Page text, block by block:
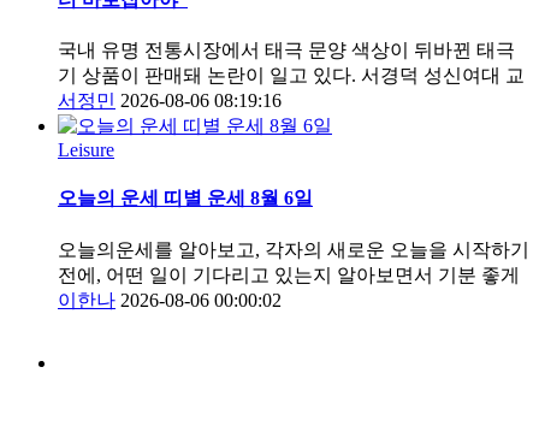
국내 유명 전통시장에서 태극 문양 색상이 뒤바뀐 태극
기 상품이 판매돼 논란이 일고 있다. 서경덕 성신여대 교
서정민 2026-08-06 08:19:16
Leisure
오늘의 운세 띠별 운세 8월 6일
오늘의운세를 알아보고, 각자의 새로운 오늘을 시작하기
전에, 어떤 일이 기다리고 있는지 알아보면서 기분 좋게
이한나 2026-08-06 00:00:02